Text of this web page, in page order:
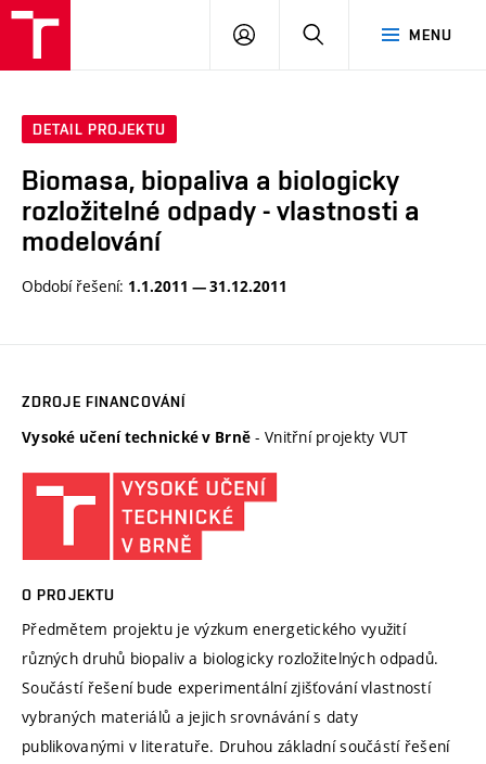
MENU
PŘIHLÁSIT
DETAIL PROJEKTU
Biomasa, biopaliva a biologicky
rozložitelné odpady - vlastnosti a
modelování
Období řešení: 1.1.2011 — 31.12.2011
ZDROJE FINANCOVÁNÍ
Vysoké učení technické v Brně - Vnitřní projekty VUT
O PROJEKTU
Předmětem projektu je výzkum energetického využití
různých druhů biopaliv a biologicky rozložitelných odpadů.
Součástí řešení bude experimentální zjišťování vlastností
vybraných materiálů a jejich srovnávání s daty
publikovanými v literatuře. Druhou základní součástí řešení